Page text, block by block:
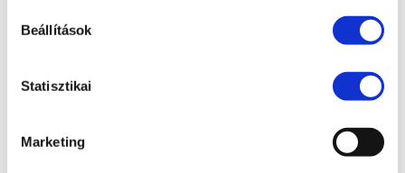
Beállítások
Statisztikai
Marketing
Követeléskezelés
Peres eljárások